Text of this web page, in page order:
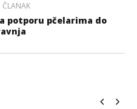
ČLANAK
potporu pčelarima do